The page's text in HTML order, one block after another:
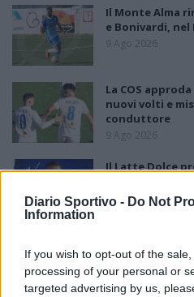
Diario Sportivo - Do Not
Information
If you wish to opt-out of the
processing of your personal or
targeted advertising by us,
Il Monte Alma
e Bonivardi,
9 Ago 2026
La COS
nuovi volti e
conduttore
9 Ago 2026
Il Latte Dolce
gli altri acquisti
29 Lug 2026